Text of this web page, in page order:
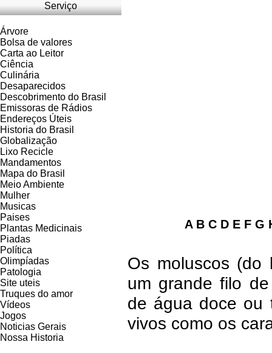
Serviço
Árvore
Bolsa de valores
Carta ao Leitor
Ciência
Culinária
Desaparecidos
Descobrimento do Brasil
Emissoras de Rádios
Endereços Úteis
Historia do Brasil
Globalização
Lixo Recicle
Mandamentos
Mapa do Brasil
Meio Ambiente
Mulher
Musicas
Paises
Plantas Medicinais
Piadas
Política
Olimpíadas
Patologia
Site uteis
Truques do amor
Vídeos
Jogos
Noticias Gerais
Nossa Historia
A B C D E F G
Os moluscos (do
um grande filo
de água doce ou
vivos como os